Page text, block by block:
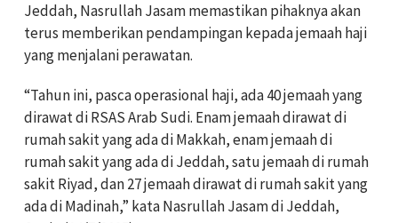
Jeddah, Nasrullah Jasam memastikan pihaknya akan
terus memberikan pendampingan kepada jemaah haji
yang menjalani perawatan.
“Tahun ini, pasca operasional haji, ada 40 jemaah yang
dirawat di RSAS Arab Sudi. Enam jemaah dirawat di
rumah sakit yang ada di Makkah, enam jemaah di
rumah sakit yang ada di Jeddah, satu jemaah di rumah
sakit Riyad, dan 27 jemaah dirawat di rumah sakit yang
ada di Madinah,” kata Nasrullah Jasam di Jeddah,